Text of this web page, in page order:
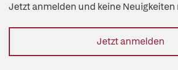
Jetzt anmelden und keine
Jetzt anmelden